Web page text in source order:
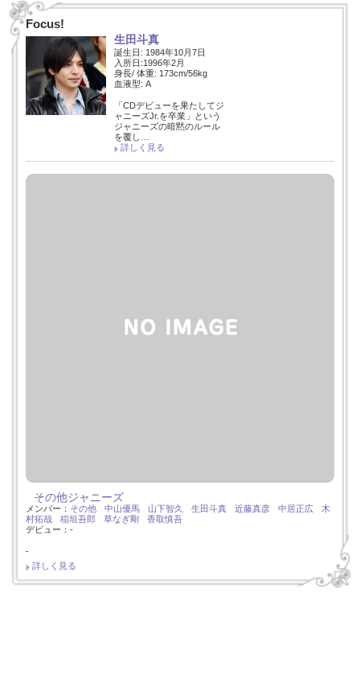
Focus!
生田斗真
誕生日: 1984年10月7日
入所日:1996年2月
身長/ 体重: 173cm/56kg
血液型: A
「CDデビューを果たしてジ
ャニーズJr.を卒業」という
ジャニーズの暗黙のルール
を覆し…
詳しく見る
その他ジャニーズ
メンバー： その他 中山優馬 山下智久 生田斗真 近藤真彦 中居正広
木
村拓哉
稲垣吾郎 草なぎ剛
香取慎吾
デビュー：-
-
詳しく見る